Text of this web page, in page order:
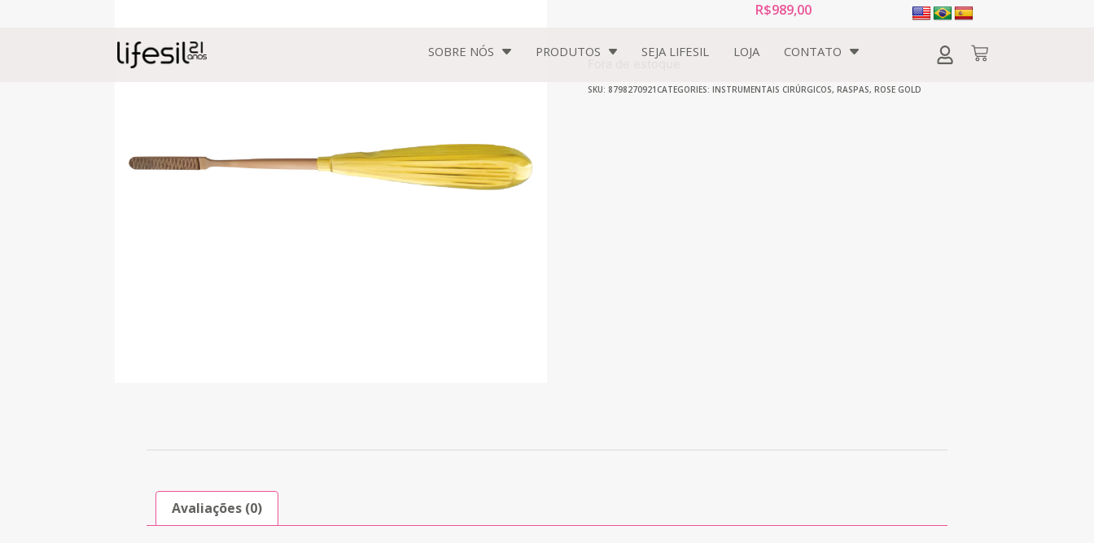
SOBRE NÓS PRODUTOS SEJA LIFESIL LOJA CONTATO
R$989,00
SKU: 8798270921 CATEGORIES: INSTRUMENTAIS CIRÚRGICOS, RASPAS, ROSE GOLD
Avaliações (0)